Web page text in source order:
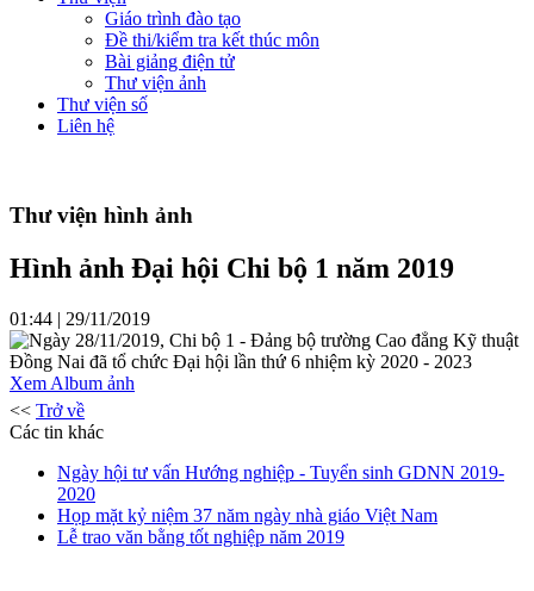
Giáo trình đào tạo
Đề thi/kiểm tra kết thúc môn
Bài giảng điện tử
Thư viện ảnh
Thư viện số
Liên hệ
Thư viện hình ảnh
Hình ảnh Đại hội Chi bộ 1 năm 2019
01:44 | 29/11/2019
Ngày 28/11/2019, Chi bộ 1 - Đảng bộ trường Cao đẳng Kỹ thuật
Đồng Nai đã tổ chức Đại hội lần thứ 6 nhiệm kỳ 2020 - 2023
Xem Album ảnh
<< Trở về
Các tin khác
Ngày hội tư vấn Hướng nghiệp - Tuyển sinh GDNN 2019-
2020
Họp mặt kỷ niệm 37 năm ngày nhà giáo Việt Nam
Lễ trao văn bằng tốt nghiệp năm 2019